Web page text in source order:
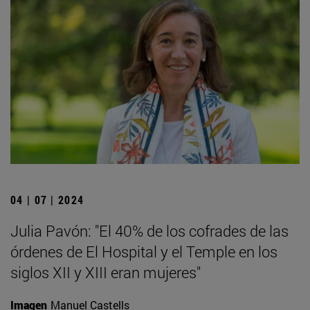
04 | 07 | 2024
Julia Pavón: "El 40% de los cofrades de las
órdenes de El Hospital y el Temple en los
siglos XII y XIII eran mujeres"
Imagen Manuel Castells